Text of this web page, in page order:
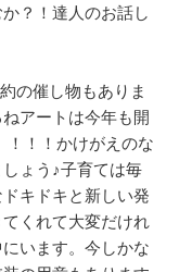
？！達人のお話し
の催し物もありま
アートは今年も開
！！かけがえのな
ょう♪子育ては毎
キドキと新しい発
くれて大変だけれ
います。今しかな